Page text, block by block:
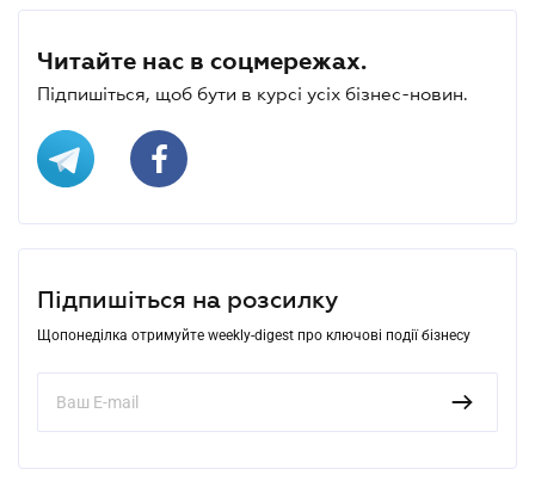
Читайте нас в соцмережах.
Підпишіться, щоб бути в курсі усіх бізнес-новин.
Підпишіться на розсилку
Щопонеділка отримуйте weekly-digest про ключові події бізнесу